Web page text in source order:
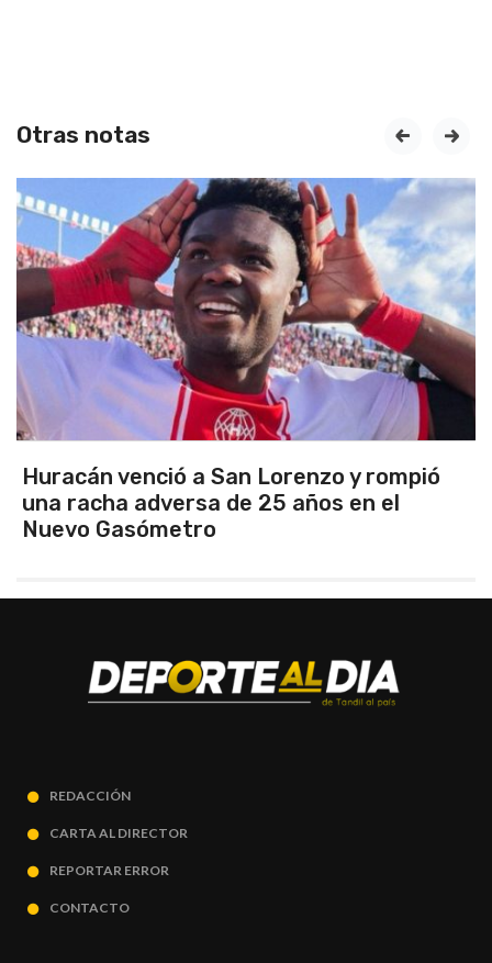
Otras notas
y rompió
en el
Argentina se consagró
Sudamericano Femenino: le
Venezuela
prev next
REDACCIÓN
CARTA AL DIRECTOR
REPORTAR ERROR
CONTACTO